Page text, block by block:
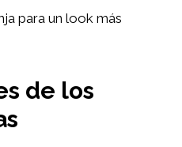
para un look más
de los